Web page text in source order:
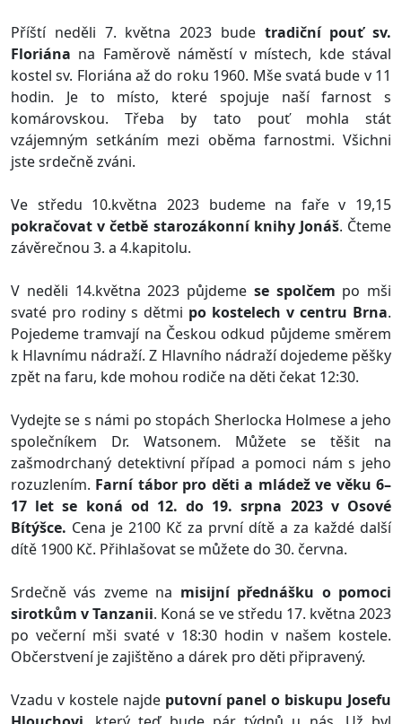
Příští neděli 7. května 2023 bude tradiční pouť sv.
Floriána na Faměrově náměstí v místech, kde stával
kostel sv. Floriána až do roku 1960. Mše svatá bude v 11
hodin. Je to místo, které spojuje naší farnost s
komárovskou. Třeba by tato pouť mohla stát
vzájemným setkáním mezi oběma farnostmi. Všichni
jste srdečně zváni.
Ve středu 10.května 2023 budeme na faře v 19,15
pokračovat v četbě starozákonní knihy Jonáš. Čteme
závěrečnou 3. a 4.kapitolu.
V neděli 14.května 2023 půjdeme se spolčem po mši
svaté pro rodiny s dětmi po kostelech v centru Brna.
Pojedeme tramvají na Českou odkud půjdeme směrem
k Hlavnímu nádraží. Z Hlavního nádraží dojedeme pěšky
zpět na faru, kde mohou rodiče na děti čekat 12:30.
Vydejte se s námi po stopách Sherlocka Holmese a jeho
společníkem Dr. Watsonem. Můžete se těšit na
zašmodrchaný detektivní případ a pomoci nám s jeho
rozuzlením. Farní tábor pro děti a mládež ve věku 6–
17 let se koná od 12. do 19. srpna 2023 v Osové
Bítýšce. Cena je 2100 Kč za první dítě a za každé další
dítě 1900 Kč. Přihlašovat se můžete do 30. června.
Srdečně vás zveme na misijní přednášku o pomoci
sirotkům v Tanzanii. Koná se ve středu 17. května 2023
po večerní mši svaté v 18:30 hodin v našem kostele.
Občerstvení je zajištěno a dárek pro děti připravený.
Vzadu v kostele najde putovní panel o biskupu Josefu